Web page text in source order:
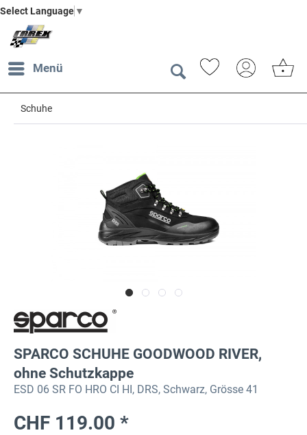
Select Language ▼
Menü
Schuhe
SPARCO SCHUHE GOODWOOD RIVER,
ohne Schutzkappe
ESD 06 SR FO HRO CI HI, DRS, Schwarz, Grösse 41
CHF 119.00 *